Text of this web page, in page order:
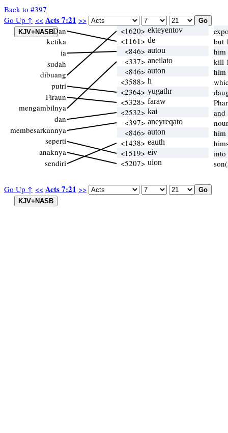
Back to #397
Go Up ↑ << Acts 7:21 >>
Go Up ↑ << Acts 7:21 >>
Dan
ketika
ia
sudah
dibuang
putri
Firaun
mengambilnya
dan
membesarkannya
seperti
anaknya
sendiri
<1620> ekteyentov
<1161> de
but
<846> autou
him
<337> aneilato
kill
<846> auton
him
<3588> h
<2364> yugathr
<5328> faraw
<2532> kai
and
<397> aneyreqato
<846> auton
him
<1438> eauth
<1519> eiv
into
<5207> uion